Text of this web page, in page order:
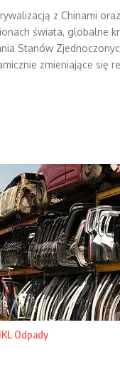
z Chinami
świata, globalne
Stanów
zmieniające się
Odpady